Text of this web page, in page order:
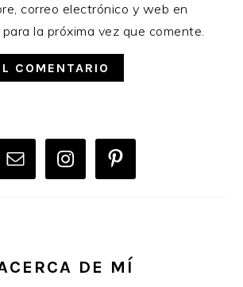
correo electrónico y web en
la próxima vez que comente.
DE MÍ